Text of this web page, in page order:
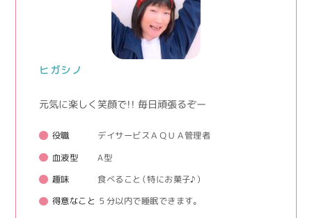
ヒガシノ
元気に楽しく笑顔で！！ 毎日頑張るぞー
役職 デイサービスＡＱＵＡ管理者
血液型 A型
趣味 食べること（特にお菓子♪）
得意なこと ５分以内で睡眠できます。